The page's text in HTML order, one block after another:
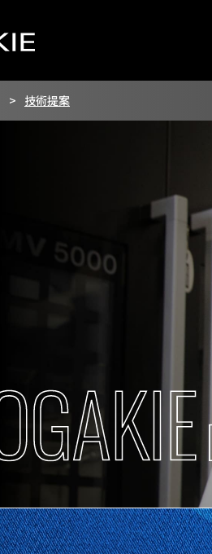
製品紹介
治具設計・製作
検査設備
代表挨拶・沿革
プライバシーポリ
WORKS #1 ：創
CROSS TALK
プライバシーポ
WORKS #1 ：
技術提案